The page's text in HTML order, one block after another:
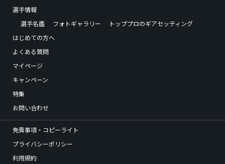
選手情報
選手名鑑
フォトギャラリー
トッププロのギアセッティング
はじめての方へ
よくある質問
マイページ
キャンペーン
特集
お問い合わせ
免責事項・コピーライト
プライバシーポリシー
利用規約